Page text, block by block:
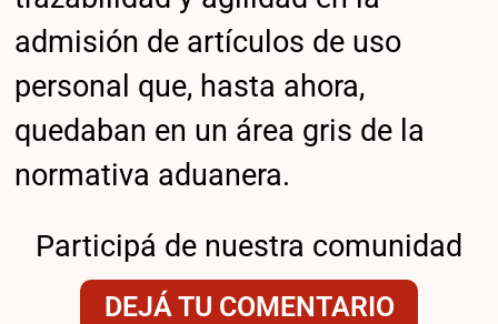
admisión de artículos de uso
personal que, hasta ahora,
quedaban en un área gris de la
normativa aduanera.
Participá de nuestra comunidad
DEJÁ TU COMENTARIO